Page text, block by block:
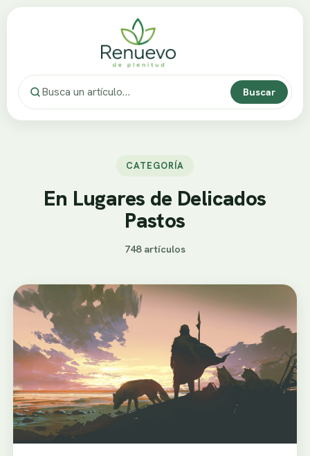
Buscar
CATEGORÍA
En Lugares de Delicados
Pastos
748 artículos